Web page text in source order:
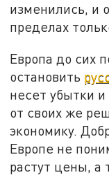
изменились, и
пределах
Европа до сих
остановить
несет убытки
от своих же
экономику.
Европе не
растут цены, а